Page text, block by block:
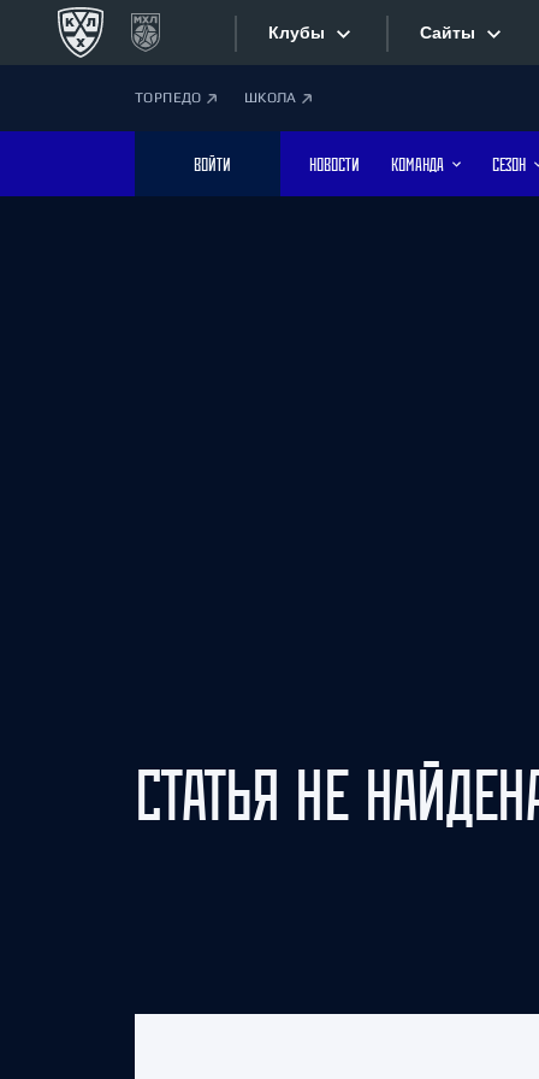
Клубы
Дивизион Боброва
Лада
Сайты
ТОРПЕДО ШКОЛА
ВОЙТИ НОВОСТИ КОМАНДА СЕЗОН
СТАТЬЯ НЕ